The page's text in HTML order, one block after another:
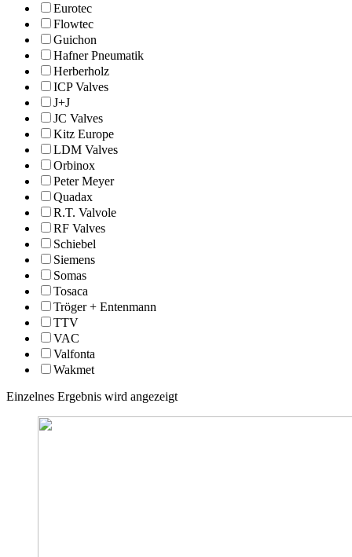
Eurotec
Flowtec
Guichon
Hafner Pneumatik
Herberholz
ICP Valves
J+J
JC Valves
Kitz Europe
LDM Valves
Orbinox
Peter Meyer
Quadax
R.T. Valvole
RF Valves
Schiebel
Siemens
Somas
Tosaca
Tröger + Entenmann
TTV
VAC
Valfonta
Wakmet
Einzelnes Ergebnis wird angezeigt